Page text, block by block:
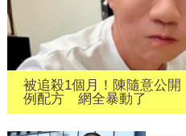
被追殺1個月！陳隨意公
例配方 網全暴動了